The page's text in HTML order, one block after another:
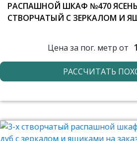
РАСПАШНОЙ ШКАФ №470
СТВОРЧАТЫЙ С ЗЕРКАЛОМ И
Цена за пог. метр от
РАССЧИТАТЬ